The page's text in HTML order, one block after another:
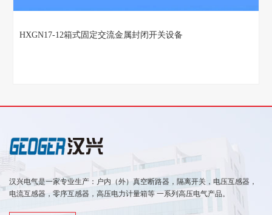
HXGN17-12箱式固定交流金属封闭开关设备
汉兴电气是一家专业生产：户内（外）真空断路器，隔离开关，电压互感器，
电流互感器，零序互感器，高压电力计量箱等 一系列高压电气产品。